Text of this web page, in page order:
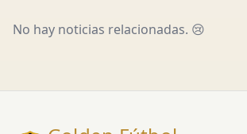
No hay noticias relacionadas. 😢